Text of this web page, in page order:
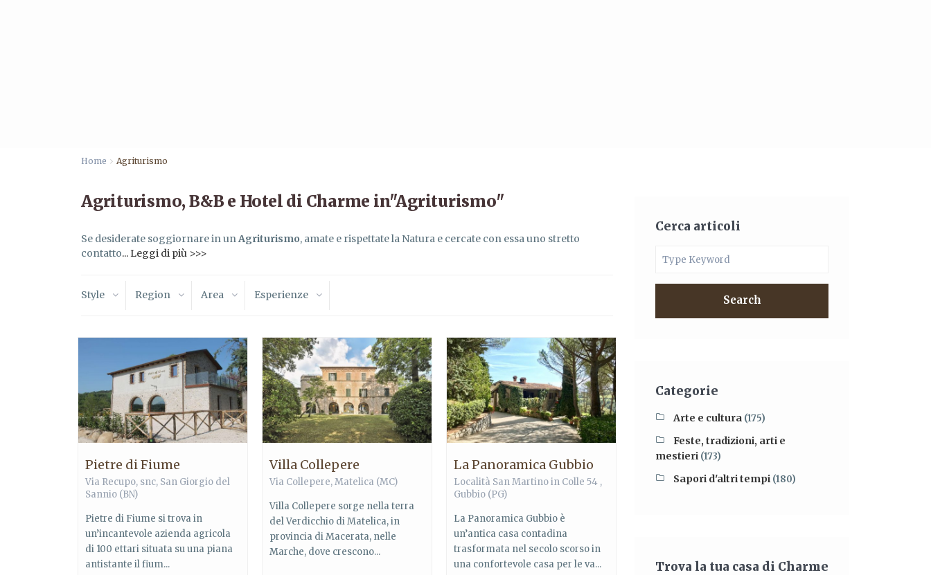
Home Agriturismo
Agriturismo, B&B e Hotel di Charme in"Agriturismo"
Se desiderate soggiornare in unAgriturismo, amate e rispettate la Natura e cercate con essa uno stretto
contatto... Leggi di più >>>
Style Region Area Esperienze
Pietre di Fiume
Via Recupo, snc, San Giorgio del
Sannio (BN)
Pietre di Fiume si trova in
un’incantevole azienda agricola
di 100 ettari situata su una piana
antistante il fium...
Villa Collepere
Via Collepere,Matelica (MC)
Villa Collepere sorge nella terra
del Verdicchio di Matelica, in
provincia di Macerata, nelle
Marche, dove crescono...
La Panoramica Gubbio
Località San Martino in Colle 54 ,
Gubbio(PG)
La Panoramica Gubbio è
un’antica casa contadina
trasformata nel secolo scorso in
una confortevole casa per le va...
Cerca articoli
Search
Categorie
Arte e cultura (175)
Feste, tradizioni, arti e
mestieri (173)
Sapori d'altri tempi (180)
Trova la tua casa di Charme